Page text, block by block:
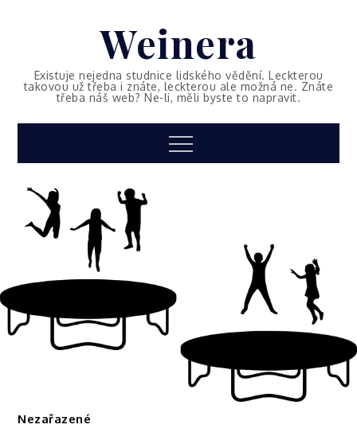
Weinera
Existuje nejedna studnice lidského vědění. Leckterou
takovou už třeba i znáte, leckterou ale možná ne. Znáte
třeba náš web? Ne-li, měli byste to napravit.
Menu
Nezařazené